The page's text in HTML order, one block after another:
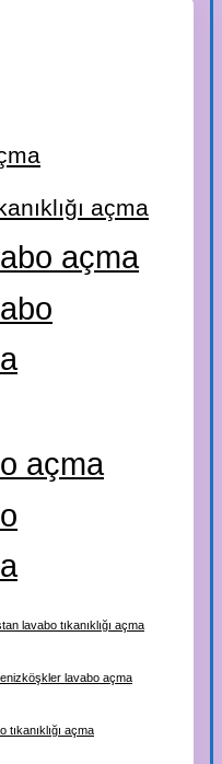
açma
açma
açma
lavabo tıkanıklığı açma
lavabo açma
açma